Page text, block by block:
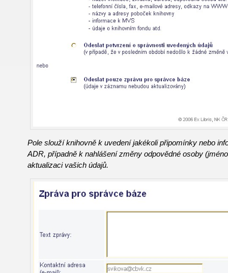
Pole slouží knihovně k uvedení jakékoli připomínky nebo
ADR, případně k nahlášení změny odpovědné osoby
aktualizaci vašich údajů.